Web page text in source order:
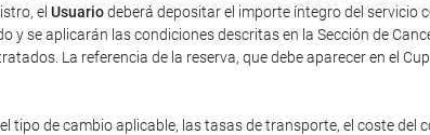
el Usuariodeberá depositar el importe íntegro del servicio
se aplicarán las condiciones descritas en la Sección de
La referencia de la reserva, que debe aparecer en el
tipo de cambio aplicable, las tasas de transporte, el coste del